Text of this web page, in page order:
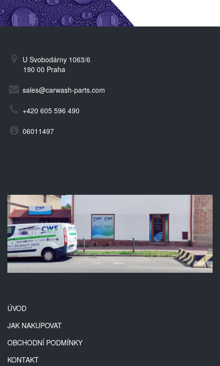
U Svobodárny 1063/6
190 00 Praha
sales@carwash-parts.com
+420 605 596 490
06011497
ÚVOD
JAK NAKUPOVAT
OBCHODNÍ PODMÍNKY
KONTAKT